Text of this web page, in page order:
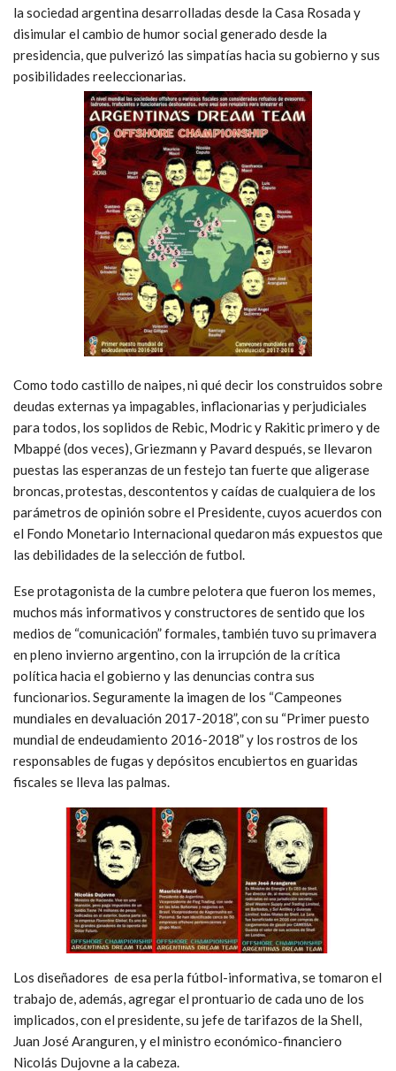
la sociedad argentina desarrolladas desde la Casa Rosada y
disimular el cambio de humor social generado desde la
presidencia, que pulverizó las simpatías hacia su gobierno y sus
posibilidades reeleccionarias.
Como todo castillo de naipes, ni qué decir los construidos sobre
deudas externas ya impagables, inflacionarias y perjudiciales
para todos, los soplidos de Rebic, Modric y Rakitic primero y de
Mbappé (dos veces), Griezmann y Pavard después, se llevaron
puestas las esperanzas de un festejo tan fuerte que aligerase
broncas, protestas, descontentos y caídas de cualquiera de los
parámetros de opinión sobre el Presidente, cuyos acuerdos con
el Fondo Monetario Internacional quedaron más expuestos que
las debilidades de la selección de futbol.
Ese protagonista de la cumbre pelotera que fueron los memes,
muchos más informativos y constructores de sentido que los
medios de “comunicación” formales, también tuvo su primavera
en pleno invierno argentino, con la irrupción de la crítica
política hacia el gobierno y las denuncias contra sus
funcionarios. Seguramente la imagen de los “Campeones
mundiales en devaluación 2017-2018”, con su “Primer puesto
mundial de endeudamiento 2016-2018” y los rostros de los
responsables de fugas y depósitos encubiertos en guaridas
fiscales se lleva las palmas.
Los diseñadores de esa perla fútbol-informativa, se tomaron el
trabajo de, además, agregar el prontuario de cada uno de los
implicados, con el presidente, su jefe de tarifazos de la Shell,
Juan José Aranguren, y el ministro económico-financiero
Nicolás Dujovne a la cabeza.